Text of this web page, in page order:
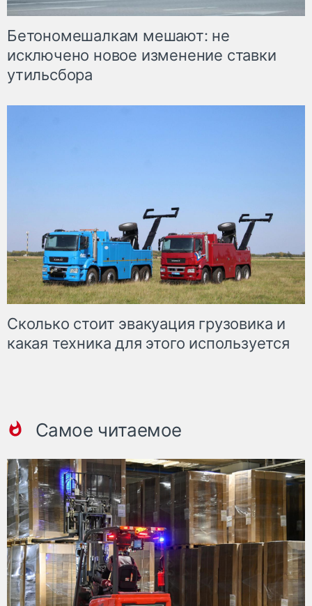
Бетономешалкам мешают: не
исключено новое изменение ставки
утильсбора
Сколько стоит эвакуация грузовика и
какая техника для этого используется
Самое читаемое